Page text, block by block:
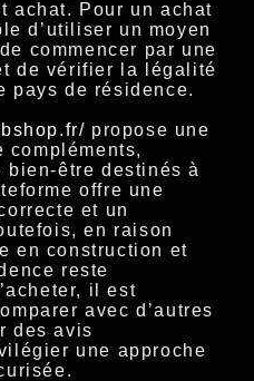
achat. Pour un achat
d’utiliser un moyen
commencer par une
de vérifier la légalité
pays de résidence.
propose une
compléments,
bien-être destinés à
offre une
et un
en raison
en construction et
reste
il est
avec d’autres
des avis
une approche